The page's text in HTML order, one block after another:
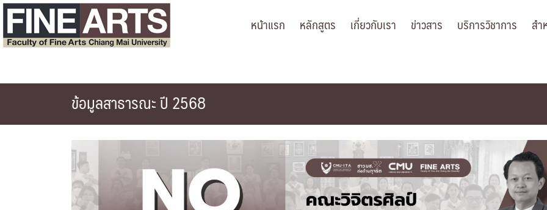
Skip
content
หน้าแรก หลักสูตร เกี่ยวกับเรา ข่าวสาร บริการวิชาการ ส
ข้อมูลสาธารณะ ปี 2568